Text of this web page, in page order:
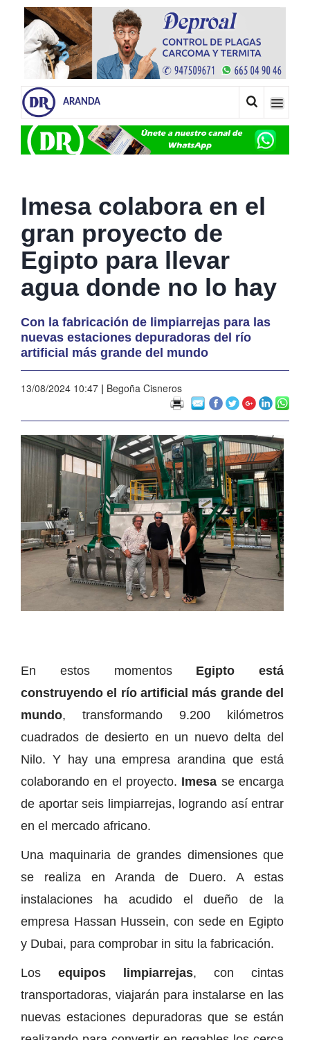
ARANDA
Imesa colabora en el
gran proyecto de
Egipto para llevar
agua donde no lo hay
Con la fabricación de limpiarrejas para las
nuevas estaciones depuradoras del río
artificial más grande del mundo
13/08/2024 10:47 | Begoña Cisneros
En estos momentos Egipto está
construyendo el río artificial más grande del
mundo, transformando 9.200 kilómetros
cuadrados de desierto en un nuevo delta del
Nilo. Y hay una empresa arandina que está
colaborando en el proyecto. Imesa se encarga
de aportar seis limpiarrejas, logrando así entrar
en el mercado africano.
Una maquinaria de grandes dimensiones que
se realiza en Aranda de Duero. A estas
instalaciones ha acudido el dueño de la
empresa Hassan Hussein, con sede en Egipto
y Dubai, para comprobar in situ la fabricación.
Los equipos limpiarrejas, con cintas
transportadoras, viajarán para instalarse en las
nuevas estaciones depuradoras que se están